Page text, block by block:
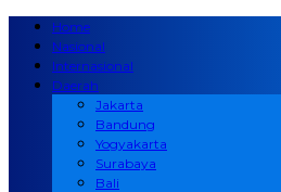
Home
Nasional
Internasional
Daerah
Jakarta
Bandung
Yogyakarta
Surabaya
Bali